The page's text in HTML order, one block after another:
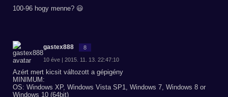
100-96 hogy menne? 😃
gastex888 8
10 éve | 2015. 11. 13. 22:47:10
Azért mert kicsit változott a gépigény
MINIMUM:
OS: Windows XP, Windows Vista SP1, Windows 7, Windows 8 or
Windows 10 (64bit)